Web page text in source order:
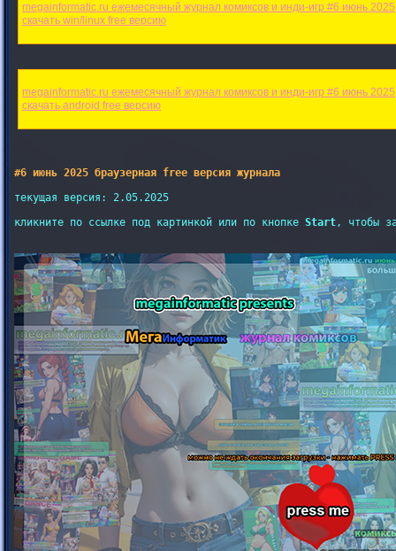
megainformatic.ru ежемесячный журнал комиксов и инди-игр #6 июнь 2025
megainformatic.ru ежемесячный журнал комиксов и инди-игр #6 июнь 2025
#6 июнь 2025 браузерная free версия журнала
текущая версия: 2.05.2025
кликните по ссылке под картинкой или по кнопке Start, чтобы